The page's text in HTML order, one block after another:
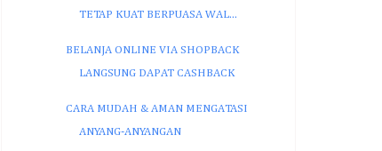
TETAP KUAT BERPUASA WAL...
BELANJA ONLINE VIA SHOPBACK
LANGSUNG DAPAT CASHBACK
CARA MUDAH & AMAN MENGATASI
ANYANG-ANYANGAN